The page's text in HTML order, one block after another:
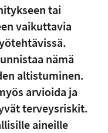
tai
vaikuttavia
nämä
altistuminen.
arvioida ja
terveysriskit.
aineille